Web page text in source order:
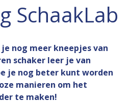
SchaakLab
nog meer kneepjes van
schaker leer je van
je nog beter kunt worden
manieren om het
te maken!